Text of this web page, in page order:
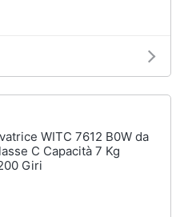
WITC 7612 B0W da
C Capacità 7 Kg
Giri